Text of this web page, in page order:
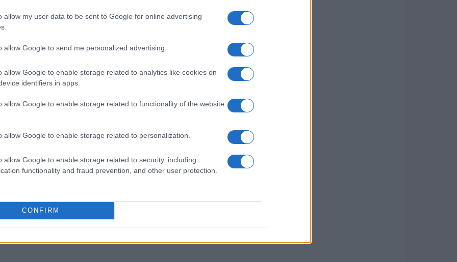
allow my user data to be sent to Google for online advertising
allow Google to send me personalized advertising.
allow Google to enable storage related to analytics like cookies on
identifiers in apps.
allow Google to enable storage related to functionality of the website
allow Google to enable storage related to personalization.
allow Google to enable storage related to security, including
functionality and fraud prevention, and other user protection.
CONFIRM
sulla viabilità della zona. Via XX
ore, causando ingorghi che si sono
si sono visti costretti a cercare percorsi
già congestionate. Le forze dell’ordine
un flusso di traffico controllato.